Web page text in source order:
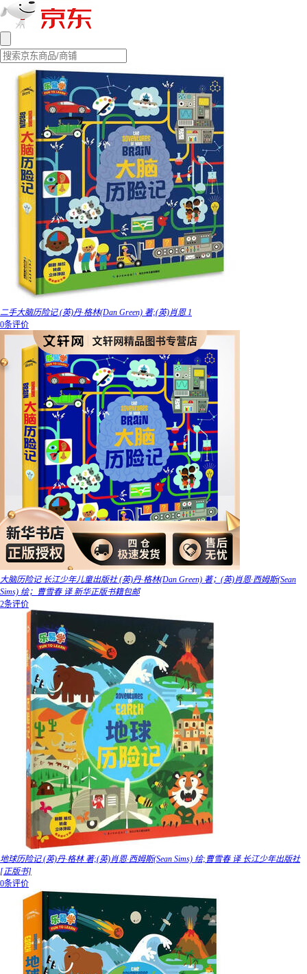
二手大脑历险记 (英)丹·格林(Dan Green) 著;(英)肖恩 1
0条评价
大脑历险记 长江少年儿童出版社 (英)丹·格林(Dan Green) 著；(英)肖恩·西姆斯(Sean
Sims) 绘；曹雪春 译 新华正版书籍包邮
2条评价
地球历险记 (英)丹·格林 著;(英)肖恩·西姆斯(Sean Sims) 绘;曹雪春 译 长江少年出版社
[正版书]
0条评价